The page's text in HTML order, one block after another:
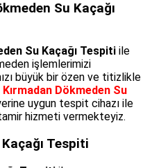
Su Kaçağı
Su Kaçağı Tespiti ile
işlemlerimizi
büyük bir özen ve titizlikle
Dökmeden Su
uygun tespit cihazı ile
hizmeti vermekteyiz.
Tespiti